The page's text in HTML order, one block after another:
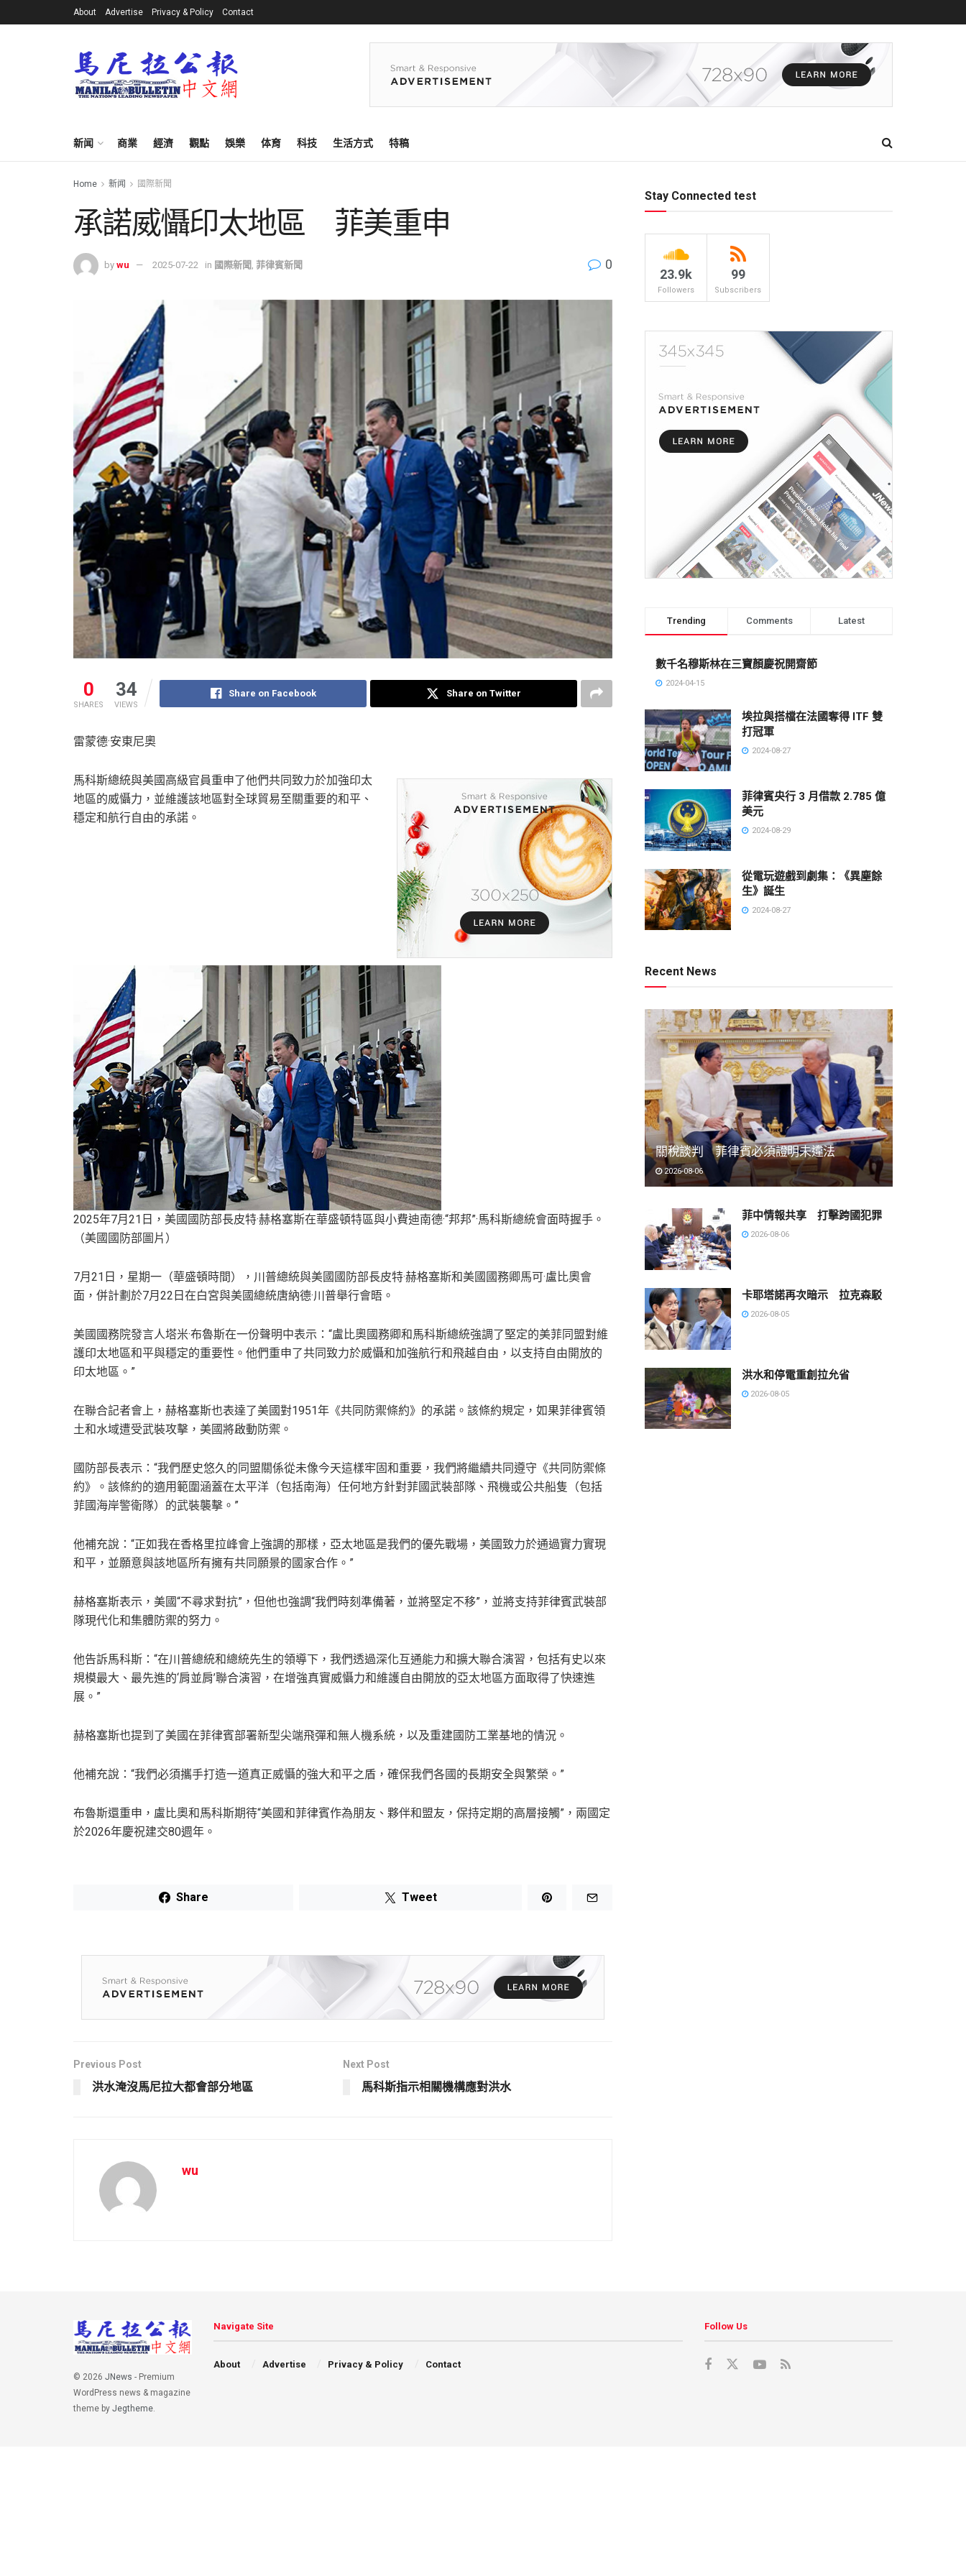
About Advertise Privacy & Policy Contact
新闻 商業 經濟 觀點 娛樂 体育 科技 生活方式 特稿
Home 新闻 國際新聞
承諾威懾印太地區 菲美重申
by wu 2025-07-22 in 國際新聞 菲律賓新聞 0
0
SHARES
34
VIEWS
Share on Facebook Share on Twitter
雷蒙德·安東尼奧
馬科斯總統與美國高級官員重申了他們共同致力於加強印太
地區的威懾力，並維護該地區對全球貿易至關重要的和平、
穩定和航行自由的承諾。
2025年7月21日，美國國防部長皮特·赫格塞斯在華盛頓特區與小費迪南德·“邦邦”·馬科斯總統會面時握手。
（美國國防部圖片）
7月21日，星期一（華盛頓時間），川普總統與美國國防部長皮特·赫格塞斯和美國國務卿馬可·盧比奧會
面，併計劃於7月22日在白宮與美國總統唐納德·川普舉行會晤。
美國國務院發言人塔米·布魯斯在一份聲明中表示：“盧比奧國務卿和馬科斯總統強調了堅定的美菲同盟對維
護印太地區和平與穩定的重要性。他們重申了共同致力於威懾和加強航行和飛越自由，以支持自由開放的
印太地區。”
在聯合記者會上，赫格塞斯也表達了美國對1951年《共同防禦條約》的承諾。該條約規定，如果菲律賓領
土和水域遭受武裝攻擊，美國將啟動防禦。
國防部長表示：“我們歷史悠久的同盟關係從未像今天這樣牢固和重要，我們將繼續共同遵守《共同防禦條
約》。該條約的適用範圍涵蓋在太平洋（包括南海）任何地方針對菲國武裝部隊、飛機或公共船隻（包括
菲國海岸警衛隊）的武裝襲擊。”
他補充說：“正如我在香格里拉峰會上強調的那樣，亞太地區是我們的優先戰場，美國致力於通過實力實現
和平，並願意與該地區所有擁有共同願景的國家合作。”
赫格塞斯表示，美國“不尋求對抗”，但他也強調“我們時刻準備著，並將堅定不移”，並將支持菲律賓武裝部
隊現代化和集體防禦的努力。
他告訴馬科斯：“在川普總統和總統先生的領導下，我們透過深化互通能力和擴大聯合演習，包括有史以來
規模最大、最先進的‘肩並肩’聯合演習，在增強真實威懾力和維護自由開放的亞太地區方面取得了快速進
展。”
赫格塞斯也提到了美國在菲律賓部署新型尖端飛彈和無人機系統，以及重建國防工業基地的情況。
他補充說：“我們必須攜手打造一道真正威懾的強大和平之盾，確保我們各國的長期安全與繁榮。”
布魯斯還重申，盧比奧和馬科斯期待“美國和菲律賓作為朋友、夥伴和盟友，保持定期的高層接觸”，兩國定
於2026年慶祝建交80週年。
Share Tweet
Previous Post
洪水淹沒馬尼拉大都會部分地區
Next Post
馬科斯指示相關機構應對洪水
wu
Stay Connected test
23.9k
Followers
99
Subscribers
Trending Comments Latest
數千名穆斯林在三寶顏慶祝開齋節
2024-04-15
埃拉與搭檔在法國奪得 ITF 雙
打冠軍
2024-08-27
菲律賓央行 3 月借款 2.785 億
美元
2024-08-29
從電玩遊戲到劇集：《異塵餘
生》誕生
2024-08-27
Recent News
關稅談判 菲律賓必須證明未違法
2026-08-06
菲中情報共享 打擊跨國犯罪
2026-08-06
卡耶塔諾再次暗示 拉克森駁
2026-08-05
洪水和停電重創拉允省
2026-08-05
© 2026 JNews - Premium
WordPress news & magazine
theme by Jegtheme.
Navigate Site
About Advertise Privacy & Policy Contact
Follow Us